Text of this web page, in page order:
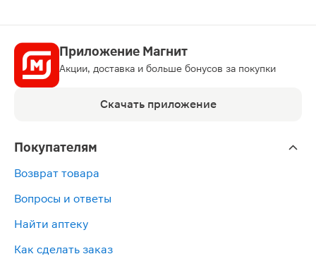
Приложение Магнит
Акции, доставка и больше бонусов за покупки
Скачать приложение
Покупателям
Возврат товара
Вопросы и ответы
Найти аптеку
Как сделать заказ